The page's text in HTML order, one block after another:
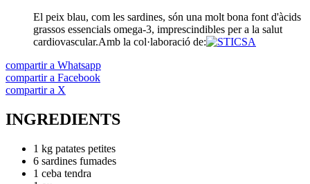
El peix blau, com les sardines, són una molt bona font d'àcids
grassos essencials omega-3, imprescindibles per a la salut
cardiovascular.Amb la col·laboració de:
compartir a Whatsapp
compartir a Facebook
compartir a X
INGREDIENTS
1 kg patates petites
6 sardines fumades
1 ceba tendra